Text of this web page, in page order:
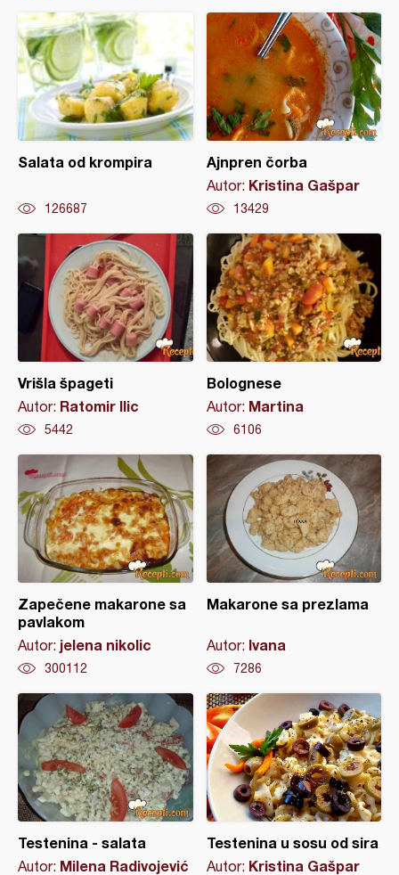
Salata od krompira
126687
Ajnpren čorba
Autor: Kristina Gašpar
13429
Vrišla špageti
Autor: Ratomir Ilic
5442
Bolognese
Autor: Martina
6106
Zapečene makarone sa
pavlakom
Autor: jelena nikolic
300112
Makarone sa prezlama
Autor: Ivana
7286
Testenina - salata
Autor: Milena Radivojević
Testenina u sosu od sira
Autor: Kristina Gašpar